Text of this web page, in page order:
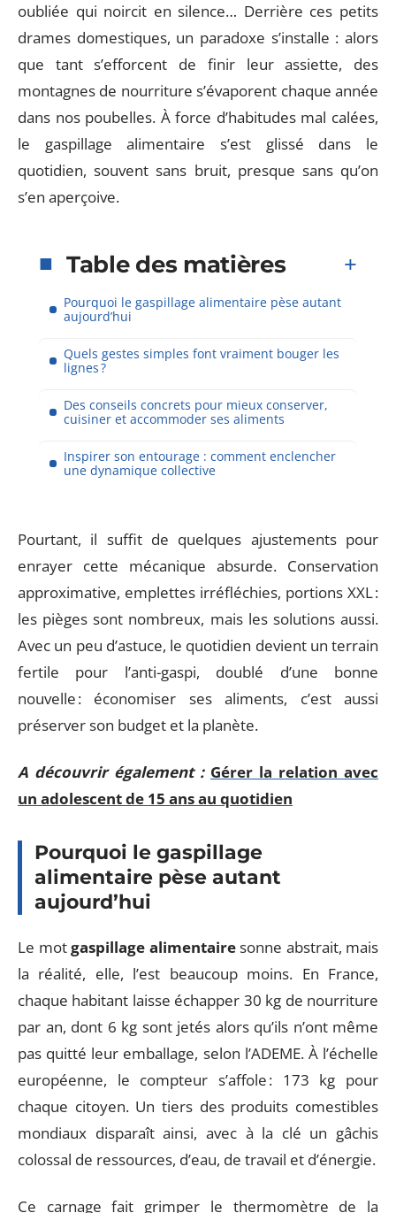
oubliée qui noircit en silence… Derrière ces petits
drames domestiques, un paradoxe s’installe : alors
que tant s’efforcent de finir leur assiette, des
montagnes de nourriture s’évaporent chaque année
dans nos poubelles. À force d’habitudes mal calées,
le gaspillage alimentaire s’est glissé dans le
quotidien, souvent sans bruit, presque sans qu’on
s’en aperçoive.
Table des matières
Pourquoi le gaspillage alimentaire pèse autant
aujourd’hui
Quels gestes simples font vraiment bouger les
lignes ?
Des conseils concrets pour mieux conserver,
cuisiner et accommoder ses aliments
Inspirer son entourage : comment enclencher
une dynamique collective
Pourtant, il suffit de quelques ajustements pour
enrayer cette mécanique absurde. Conservation
approximative, emplettes irréfléchies, portions XXL :
les pièges sont nombreux, mais les solutions aussi.
Avec un peu d’astuce, le quotidien devient un terrain
fertile pour l’anti-gaspi, doublé d’une bonne
nouvelle : économiser ses aliments, c’est aussi
préserver son budget et la planète.
A découvrir également : Gérer la relation avec
un adolescent de 15 ans au quotidien
Pourquoi le gaspillage
alimentaire pèse autant
aujourd’hui
Le motgaspillage alimentairesonne abstrait, mais
la réalité, elle, l’est beaucoup moins. En France,
chaque habitant laisse échapper 30 kg de nourriture
par an, dont 6 kg sont jetés alors qu’ils n’ont même
pas quitté leur emballage, selon l’ADEME. À l’échelle
européenne, le compteur s’affole : 173 kg pour
chaque citoyen. Un tiers des produits comestibles
mondiaux disparaît ainsi, avec à la clé un gâchis
colossal de ressources, d’eau, de travail et d’énergie.
Ce carnage fait grimper le thermomètre de la